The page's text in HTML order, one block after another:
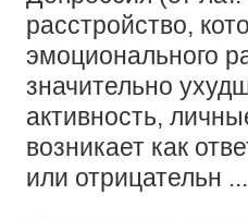
расстройство,
эмоционального
значительно
активность,
возникает как
или отрицательн ...